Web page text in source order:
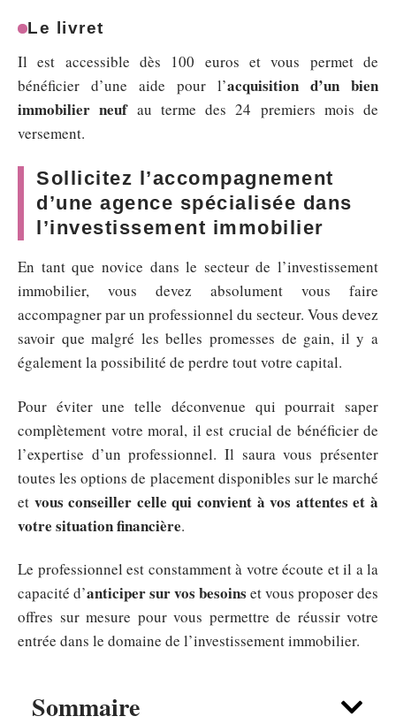
Sommaire
Le livret
Il est accessible dès 100 euros et vous permet de
bénéficier d’une aide pour l’acquisition d’un bien
immobilier neuf au terme des 24 premiers mois de
versement.
Sollicitez l’accompagnement
d’une agence spécialisée dans
l’investissement immobilier
En tant que novice dans le secteur de l’investissement
immobilier, vous devez absolument vous faire
accompagner par un professionnel du secteur. Vous devez
savoir que malgré les belles promesses de gain, il y a
également la possibilité de perdre tout votre capital.
Pour éviter une telle déconvenue qui pourrait saper
complètement votre moral, il est crucial de bénéficier de
l’expertise d’un professionnel. Il saura vous présenter
toutes les options de placement disponibles sur le marché
et vous conseiller celle qui convient à vos attentes et à
votre situation financière.
Le professionnel est constamment à votre écoute et il a la
capacité d’anticiper sur vos besoins et vous proposer des
offres sur mesure pour vous permettre de réussir votre
entrée dans le domaine de l’investissement immobilier.